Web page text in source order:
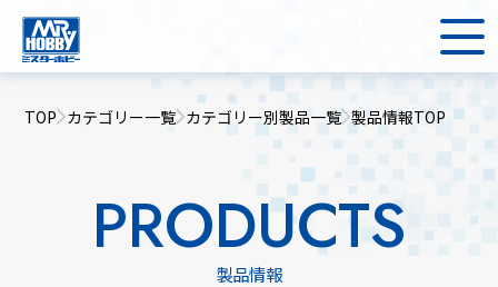
TOP カテゴリー一覧 カテゴリー別製品一覧 製品情報TOP
PRODUCTS
製品情報